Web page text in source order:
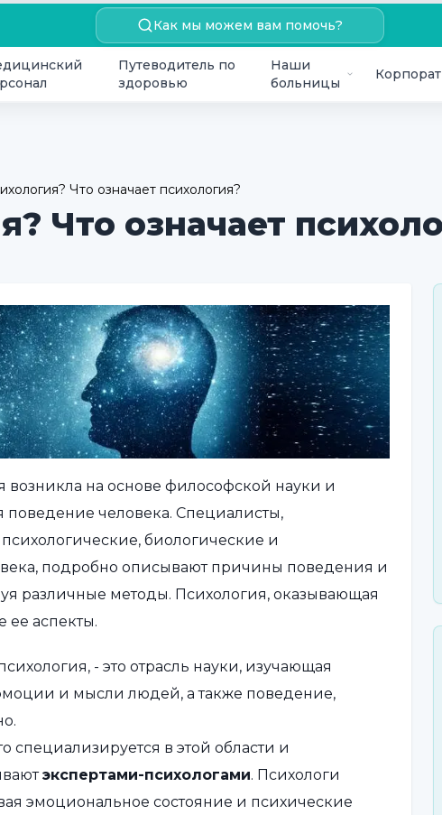
Как мы можем вам помочь?
Путеводитель по
здоровью
Наши
больницы
Что означает психология?
Что означает
возникла на основе философской науки и
поведение человека. Специалисты,
биологические и
подробно описывают причины поведения и
различные методы. Психология, оказывающая
ее аспекты.
- это отрасль науки, изучающая
и мысли людей, а также поведение,
специализируется в этой области и
экспертами-психологами. Психологи
эмоциональное состояние и психические